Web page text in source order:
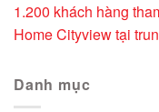
1.200 khách hàng
Home Cityview tại
Danh mục